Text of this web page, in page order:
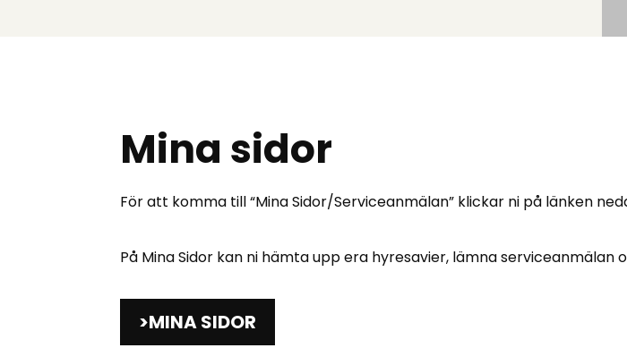
Mina sidor
För att komma till “Mina Sidor/Serviceanmälan” klickar ni på länken
På Mina Sidor kan ni hämta upp era hyresavier, lämna
MINA SIDOR